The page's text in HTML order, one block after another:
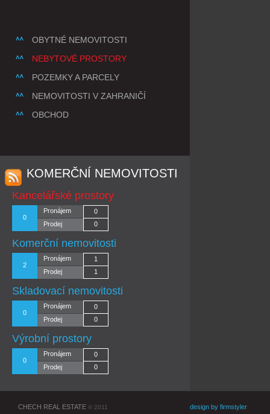
OBYTNÉ NEMOVITOSTI
NEBYTOVÉ PROSTORY
POZEMKY A PARCELY
NEMOVITOSTI V ZAHRANIČÍ
OBCHOD
KOMERČNÍ NEMOVITOSTI
Kancelářské prostory
Pronájem
0
Prodej
0
0
Komerční nemovitosti
Pronájem
1
Prodej
1
2
Skladovací nemovitosti
Pronájem
0
Prodej
0
0
Výrobní prostory
Pronájem
0
Prodej
0
0
CHECH REAL ESTATE © 2011 design by firmstyler